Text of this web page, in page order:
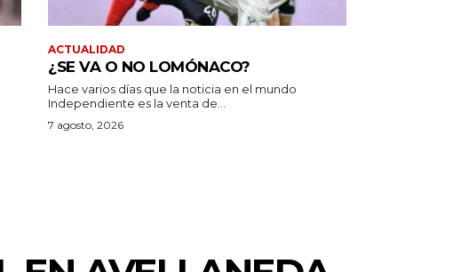
ACTUALIDAD
¿SE VA O NO LOMÓNACO?
Hace varios días que la noticia en el mundo
Independiente es la venta de...
7 agosto, 2026